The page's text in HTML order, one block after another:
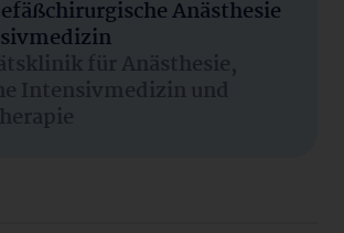
Anästhesie
für Anästhesie,
Intensivmedizin und